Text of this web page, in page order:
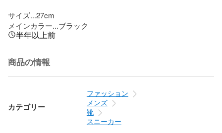
サイズ...27cm
メインカラー...ブラック
半年以上前
商品の情報
カテゴリー
ファッション
メンズ
靴
スニーカー